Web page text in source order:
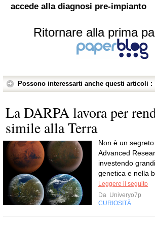
accede alla diagnosi pre-impianto
Ritornare alla prima
Possono interessarti anche questi articoli :
La DARPA lavora per
simile alla Terra
Non è un
Advanced
investendo
genetica e nella
Leggere il seguito
Da Univeryo7p
CURIOSITÀ